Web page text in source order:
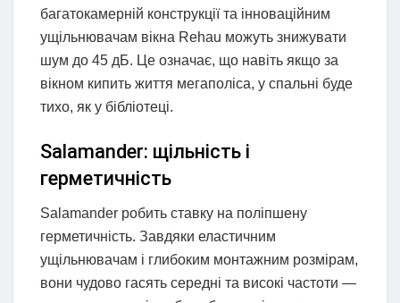
багатокамерній конструкції та інноваційним
ущільнювачам вікна Rehau можуть знижувати
шум до 45 дБ. Це означає, що навіть якщо за
вікном кипить життя мегаполіса, у спальні буде
тихо, як у бібліотеці.
Salamander: щільність і
герметичність
Salamander робить ставку на поліпшену
герметичність. Завдяки еластичним
ущільнювачам і глибоким монтажним розмірам,
вони чудово гасять середні та високі частоти —